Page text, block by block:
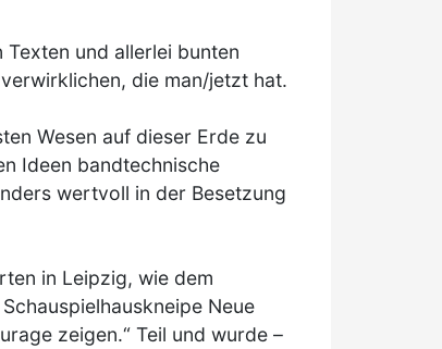
und allerlei bunten
die man/jetzt hat.
Wesen auf dieser Erde zu
Ideen bandtechnische
wertvoll in der Besetzung
in Leipzig, wie dem
Neue
zeigen.“ Teil und wurde –